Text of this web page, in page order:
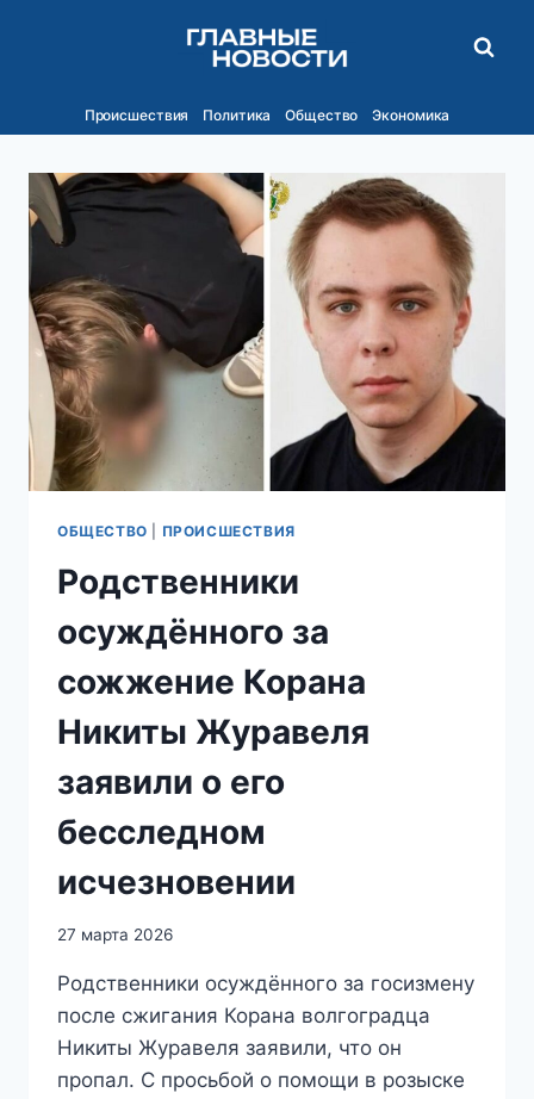
Происшествия Политика Общество Экономика
ОБЩЕСТВО ПРОИСШЕСТВИЯ
Родственники
осуждённого за
сожжение Корана
Никиты Журавеля
заявили о его
бесследном
исчезновении
27 марта 2026
Родственники осуждённого за госизмену
после сжигания Корана волгоградца
Никиты Журавеля заявили, что он
пропал. С просьбой о помощи в розыске